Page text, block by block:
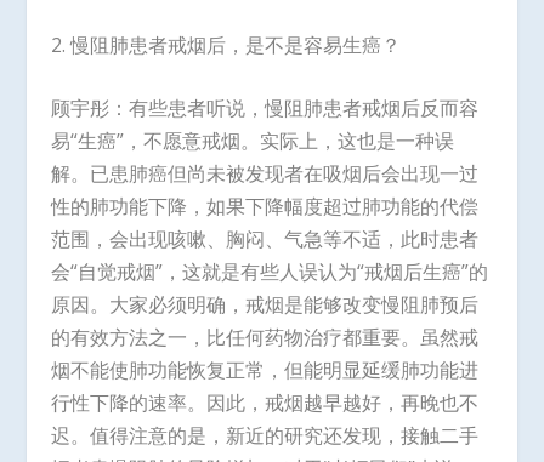
2. 慢阻肺患者戒烟后，是不是容易生癌？
顾宇彤：有些患者听说，慢阻肺患者戒烟后反而容
易“生癌”，不愿意戒烟。实际上，这也是一种误
解。已患肺癌但尚未被发现者在吸烟后会出现一过
性的肺功能下降，如果下降幅度超过肺功能的代偿
范围，会出现咳嗽、胸闷、气急等不适，此时患者
会“自觉戒烟”，这就是有些人误认为“戒烟后生癌”的
原因。大家必须明确，戒烟是能够改变慢阻肺预后
的有效方法之一，比任何药物治疗都重要。虽然戒
烟不能使肺功能恢复正常，但能明显延缓肺功能进
行性下降的速率。因此，戒烟越早越好，再晚也不
迟。值得注意的是，新近的研究还发现，接触二手